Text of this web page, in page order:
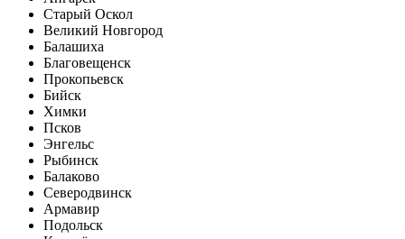
Старый Оскол
Великий Новгород
Балашиха
Благовещенск
Прокопьевск
Бийск
Химки
Псков
Энгельс
Рыбинск
Балаково
Северодвинск
Армавир
Подольск